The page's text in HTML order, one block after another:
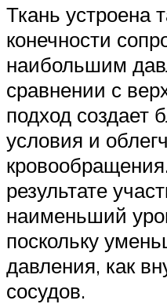
Ткань устроена
конечности
наибольшим
сравнении с
подход создает
условия и
результате
наименьший
поскольку
давления, как
сосудов.